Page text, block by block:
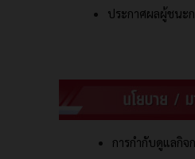
ประกาศผลผู้ชนะ
การกำกับดูแลกิจ